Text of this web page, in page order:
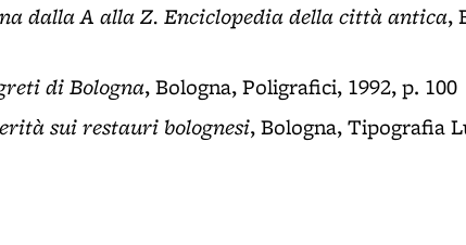
dalla A alla Z. Enciclopedia della città antica,
di Bologna, Bologna, Poligrafici, 1992, p. 100
sui restauri bolognesi, Bologna, Tipografia